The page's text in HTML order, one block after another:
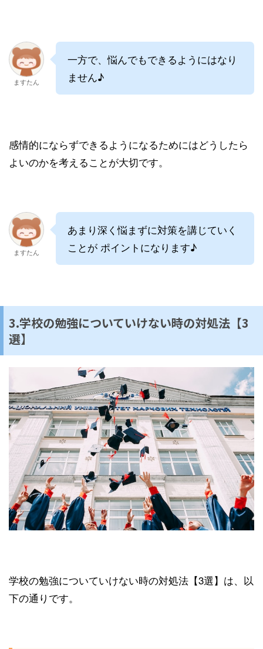
ますたん
一方で、悩んでもできるようにはなり
ません♪
感情的にならずできるようになるためにはどうしたら
よいのかを考えることが大切です。
ますたん
あまり深く悩まずに対策を講じていく
ことが ポイントになります♪
3.学校の勉強についていけない時の対処法【3
選】
学校の勉強についていけない時の対処法【3選】は、以
下の通りです。